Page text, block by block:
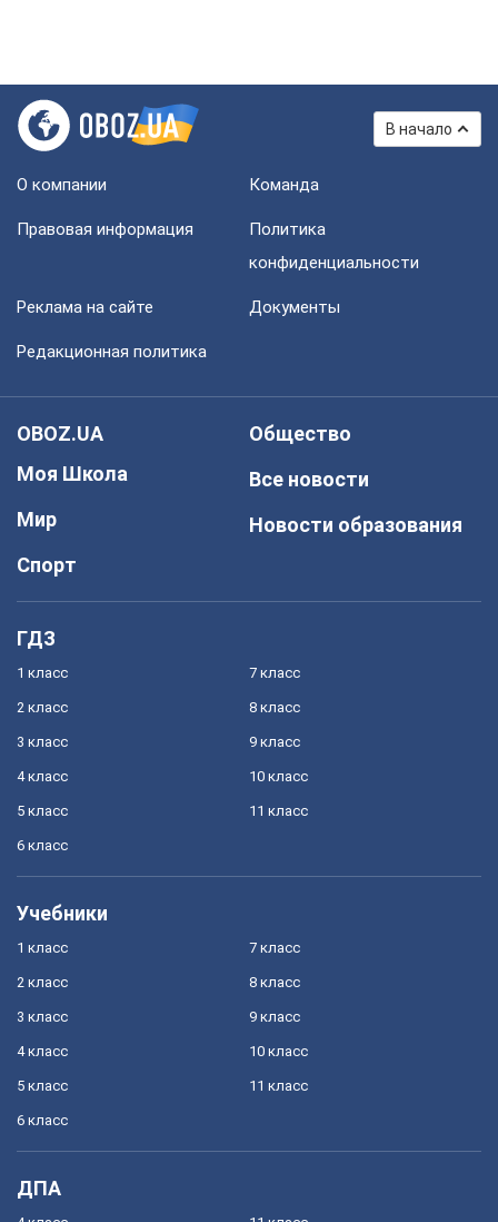
В начало
О компании Команда
Правовая информация
Политика
конфиденциальности
Реклама на сайте Документы
Редакционная политика
OBOZ.UA
Моя Школа
Мир
Спорт
Общество
Все новости
Новости образования
ГДЗ
1 класс
2 класс
3 класс
4 класс
5 класс
6 класс
7 класс
8 класс
9 класс
10 класс
11 класс
Учебники
1 класс
2 класс
3 класс
4 класс
5 класс
6 класс
7 класс
8 класс
9 класс
10 класс
11 класс
ДПА